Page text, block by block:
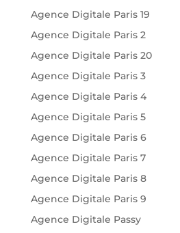
Agence Digitale Paris 19
Agence Digitale Paris 2
Agence Digitale Paris 20
Agence Digitale Paris 3
Agence Digitale Paris 4
Agence Digitale Paris 5
Agence Digitale Paris 6
Agence Digitale Paris 7
Agence Digitale Paris 8
Agence Digitale Paris 9
Agence Digitale Passy